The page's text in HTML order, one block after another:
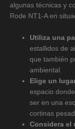
algunas técnicas y
Rode NT1-A en
Utiliza una
estallidos de
que también
ambiental.
Elige un
espacio
ser en una
cortinas
Considera el